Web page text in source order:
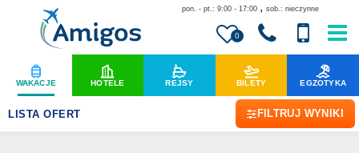
0
pon. - pt.: 9:00 - 17:00 , sob.: nieczynne
WAKACJE HOTELE REJSY BILETY EGZOTYKA
LISTA OFERT FILTRUJ WYNIKI